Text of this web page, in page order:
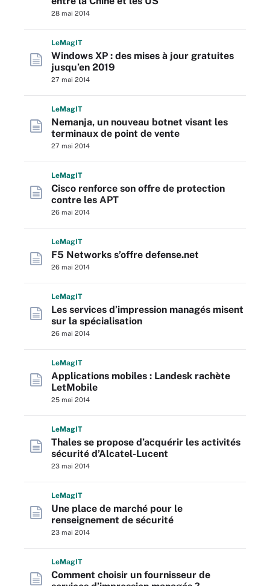
28 mai 2014
LeMagIT
Windows XP : des mises à jour gratuites
jusqu’en 2019
27 mai 2014
LeMagIT
Nemanja, un nouveau botnet visant les
terminaux de point de vente
27 mai 2014
LeMagIT
Cisco renforce son offre de protection
contre les APT
26 mai 2014
LeMagIT
F5 Networks s’offre defense.net
26 mai 2014
LeMagIT
Les services d’impression managés misent
sur la spécialisation
26 mai 2014
LeMagIT
Applications mobiles : Landesk rachète
LetMobile
25 mai 2014
LeMagIT
Thales se propose d’acquérir les activités
sécurité d’Alcatel-Lucent
23 mai 2014
LeMagIT
Une place de marché pour le
renseignement de sécurité
23 mai 2014
LeMagIT
Comment choisir un fournisseur de